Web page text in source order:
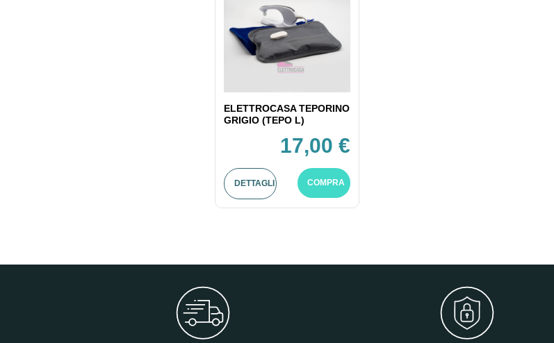
ELETTROCASA TEPORINO
GRIGIO (TEPO L)
17,00 €
DETTAGLI COMPRA